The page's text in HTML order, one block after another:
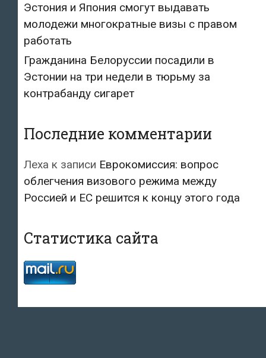
Эстония и Япония смогут выдавать
молодежи многократные визы с правом
работать
Гражданина Белоруссии посадили в
Эстонии на три недели в тюрьму за
контрабанду сигарет
Последние комментарии
Леха к записи Еврокомиссия: вопрос
облегчения визового режима между
Россией и ЕС решится к концу этого года
Статистика сайта